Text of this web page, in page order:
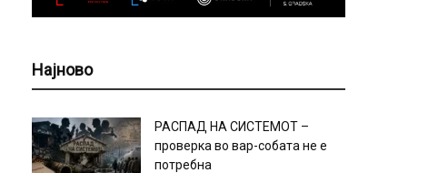
Најново
РАСПАД НА СИСТЕМОТ –
проверка во вар-собата не е
потребна